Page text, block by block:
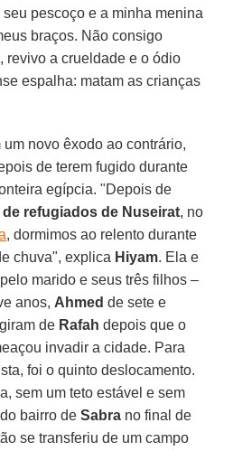
seu pescoço e a minha menina
braços. Não consigo
revivo a crueldade e o ódio
espalha: matam as crianças
novo êxodo ao contrário,
de terem fugido durante
egípcia. "Depois de
refugiados de Nuseirat, no
, dormimos ao relento durante
chuva", explica Hiyam. Ela e
marido e seus três filhos –
anos, Ahmed de sete e
de Rafah depois que o
invadir a cidade. Para
foi o quinto deslocamento.
sem um teto estável e sem
bairro deSabra no final de
se transferiu de um campo